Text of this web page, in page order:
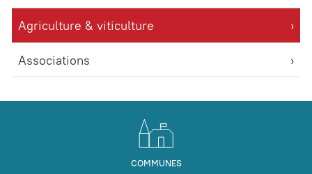
Agriculture & viticulture
Associations
COMMUNES